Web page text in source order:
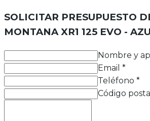
SOLICITAR PRESUPUESTO
MONTANA XR1 125 EVO -
Nombre y
Email *
Teléfono *
Código postal